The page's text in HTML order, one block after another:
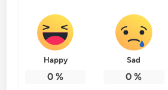
Happy
0 %
Sad
0 %